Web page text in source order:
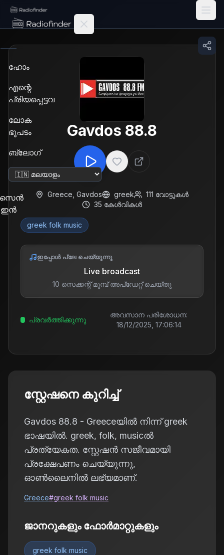
Radiofinder home
ഹോം
എന്റെ
പ്രിയപ്പെട്ടവ
ലോക
ഭൂപടം
ബ്ലോഗ്
ഭാഷ മാറ്റുക
ഇൻ
Gavdos 88.8
Greece Gavdos greek 111 വോട്ടുകൾ
35 കേൾവികൾ
greek folk music
ഇപ്പോൾ പ്ലേ ചെയ്യുന്നു
Live broadcast
10 സെക്കന്റ് മുമ്പ് അപ്ഡേറ്റ് ചെയ്തു
പ്രവർത്തിക്കുന്നു
അവസാന പരിശോധന:
18/12/2025, 17:06:14
സ്റ്റേഷനെ കുറിച്ച്
Gavdos 88.8 - Greeceയിൽ നിന്ന് greek
ഭാഷയിൽ. greek, folk, musicൽ
പ്രത്യേകത. സ്റ്റേഷൻ സജീവമായി
പ്രക്ഷേപണം ചെയ്യുന്നു,
ഓൺലൈനിൽ ലഭ്യമാണ്.
Greece#greek folk music
ജാനറുകളും ഫോർമാറ്റുകളും
greek folk music